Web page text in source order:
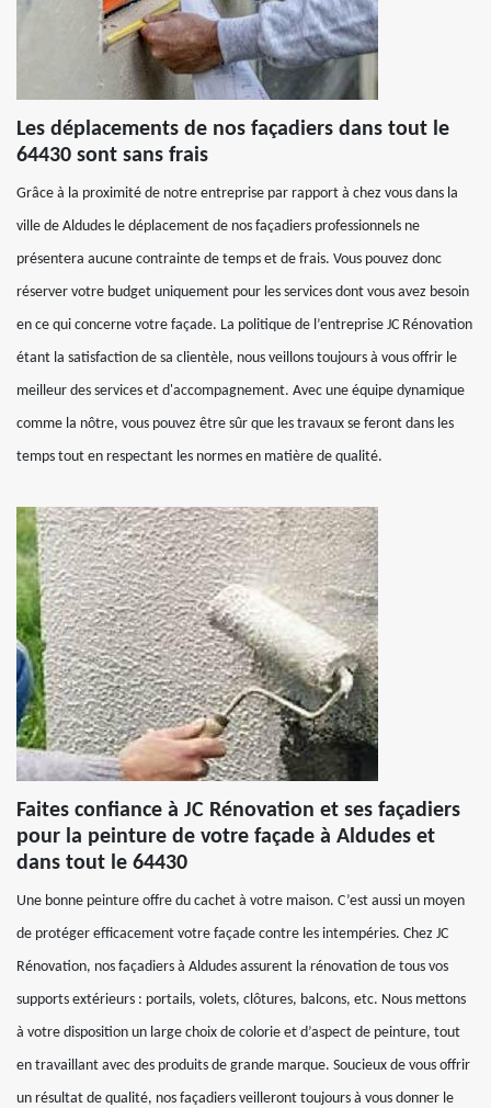
Les déplacements de nos façadiers dans tout le
64430 sont sans frais
Grâce à la proximité de notre entreprise par rapport à chez vous dans la
ville de Aldudes le déplacement de nos façadiers professionnels ne
présentera aucune contrainte de temps et de frais. Vous pouvez donc
réserver votre budget uniquement pour les services dont vous avez besoin
en ce qui concerne votre façade. La politique de l’entreprise JC Rénovation
étant la satisfaction de sa clientèle, nous veillons toujours à vous offrir le
meilleur des services et d'accompagnement. Avec une équipe dynamique
comme la nôtre, vous pouvez être sûr que les travaux se feront dans les
temps tout en respectant les normes en matière de qualité.
Faites confiance à JC Rénovation et ses façadiers
pour la peinture de votre façade à Aldudes et
dans tout le 64430
Une bonne peinture offre du cachet à votre maison. C’est aussi un moyen
de protéger efficacement votre façade contre les intempéries. Chez JC
Rénovation, nos façadiers à Aldudes assurent la rénovation de tous vos
supports extérieurs : portails, volets, clôtures, balcons, etc. Nous mettons
à votre disposition un large choix de colorie et d’aspect de peinture, tout
en travaillant avec des produits de grande marque. Soucieux de vous offrir
un résultat de qualité, nos façadiers veilleront toujours à vous donner le